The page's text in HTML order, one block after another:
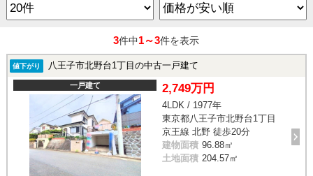
3件中1～3件を表示
値下がり 八王子市北野台1丁目の中古一戸建て
一戸建て 2,749万円
4LDK / 1977年
東京都八王子市北野台1丁目
京王線 北野 徒歩20分
建物面積 96.88㎡
土地面積 204.57㎡